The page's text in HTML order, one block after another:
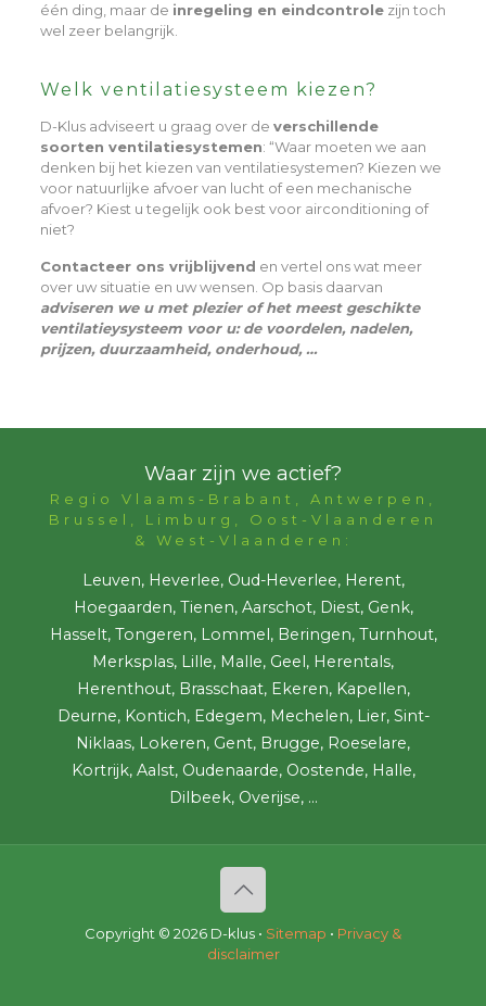
één ding, maar de inregeling en eindcontrolezijn toch
wel zeer belangrijk.
Welk ventilatiesysteem kiezen?
D-Klus adviseert u graag over de verschillende
soorten ventilatiesystemen: “Waar moeten we aan
denken bij het kiezen van ventilatiesystemen? Kiezen we
voor natuurlijke afvoer van lucht of een mechanische
afvoer? Kiest u tegelijk ook best voor airconditioning of
niet?
Contacteer ons vrijblijvend en vertel ons wat meer
over uw situatie en uw wensen. Op basis daarvan
adviseren we u met plezier of het meest geschikte
ventilatieysysteem voor u: de voordelen, nadelen,
prijzen, duurzaamheid, onderhoud, …
Waar zijn we actief?
Regio Vlaams-Brabant, Antwerpen,
Brussel, Limburg, Oost-Vlaanderen
& West-Vlaanderen:
Leuven, Heverlee, Oud-Heverlee, Herent,
Hoegaarden, Tienen, Aarschot, Diest, Genk,
Hasselt, Tongeren, Lommel, Beringen, Turnhout,
Merksplas, Lille, Malle, Geel, Herentals,
Herenthout, Brasschaat, Ekeren, Kapellen,
Deurne, Kontich, Edegem, Mechelen, Lier, Sint-
Niklaas, Lokeren, Gent, Brugge, Roeselare,
Kortrijk, Aalst, Oudenaarde, Oostende, Halle,
Dilbeek, Overijse, ...
Copyright © 2026 D-klus • Sitemap • Privacy &
disclaimer